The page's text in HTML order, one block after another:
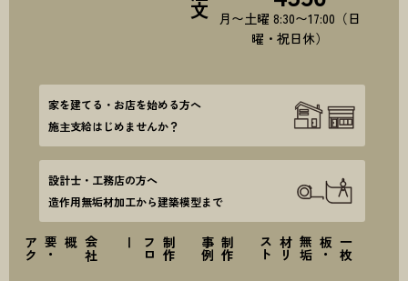
月〜土曜 8:30〜17:00（日
曜・祝日休）
家を建てる・お店を始める方へ
施主支給はじめませんか？
設計士・工務店の方へ
造作用無垢材加工から建築模型まで
一
枚
板
・
無
垢
材
リ
ス
ト
制
作
事
例
制
作
フ
ロ
ー
会
社
概要
・
ア
ク
セ